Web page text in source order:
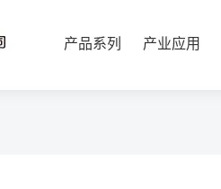
产品系列 产业应用